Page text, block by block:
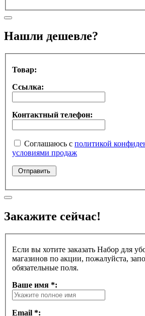
Нашли дешевле?
Товар:
Ссылка:
Контактный телефон:
Соглашаюсь с политикой
условиями продаж
Закажите сейчас!
Если вы хотите заказать Набор для
магазинов по акции, пожалуйста,
обязательные поля.
Ваше имя *:
Email *: